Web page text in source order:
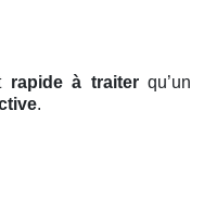
rapide à traiterqu’un
.